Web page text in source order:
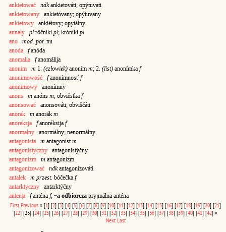
ankietować
ndkankietováti; opýtuvati
ankietowany ankietóvany; opýtuvany
ankietowy ankiétovy; opytálny
annały
pl rôčniki pl; króniki pl
ano
mod. pot. nu
anoda
fanóda
anomalia
fanomálija
anonim
m 1. (człowiek) anoním m; 2. (list) anonímka f
anonimowość
fanonímnosť f
anonimowy anonímny
anons
m anóns m; obviêstka f
anonsować anonsováti; obviščáti
anorak
m anorák m
anoreksja
fanoréksija f
anormalny anormálny; nenormálny
antagonista
m antagoníst m
antagonistyczny antagonistýčny
antagonizm
m antagonízm
antagonizować
ndkantagonizováti
antałek
m przest. bóčečka f
antarktyczny antarktýčny
anten|a
fanténa f; ~a odbiorcza pryjmálna anténa
First Previous « [1] [2] [3] [4] [5] [6] [7] [8] [9] [10] [11] [12] [13] [14] [15] [16] [17] [18] [19] [20] [21]
[22] [23] [24] [25] [26] [27] [28] [29] [30] [31] [32] [33] [34] [35] [36] [37] [38] [39] [40] [41] [42] »
Next Last